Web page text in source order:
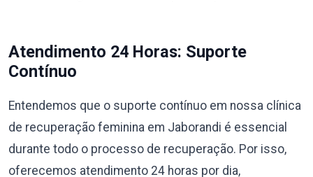
Atendimento 24 Horas: Suporte
Contínuo
Entendemos que o suporte contínuo em nossa clínica
de recuperação feminina em Jaborandi é essencial
durante todo o processo de recuperação. Por isso,
oferecemos atendimento 24 horas por dia,